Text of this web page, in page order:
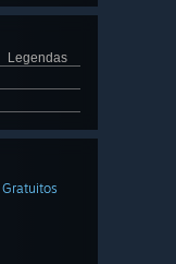
Legendas
Gratuitos